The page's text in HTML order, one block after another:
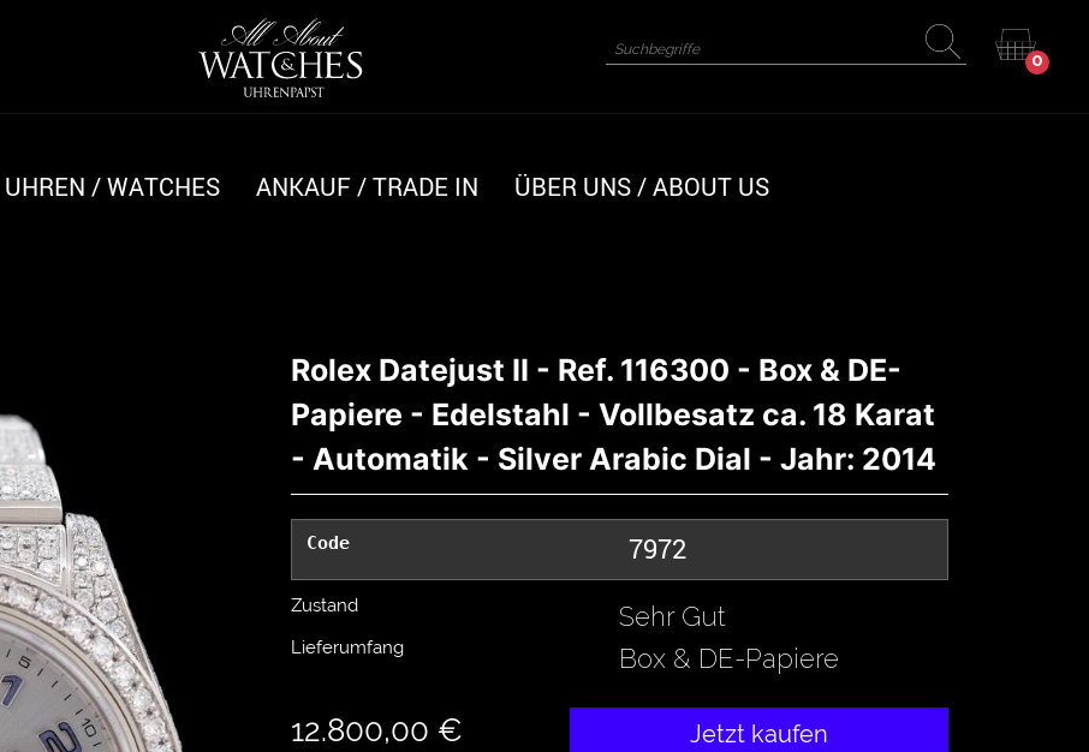
0
UHREN / WATCHES ANKAUF / TRADE IN ÜBER UNS / ABOUT US
Rolex Datejust II - Ref. 116300 - Box & DE-
Papiere - Edelstahl - Vollbesatz ca. 18 Karat
- Automatik - Silver Arabic Dial - Jahr: 2014
Code 7972
Zustand Sehr Gut
Lieferumfang Box & DE-Papiere
12.800,00 € Jetzt kaufen